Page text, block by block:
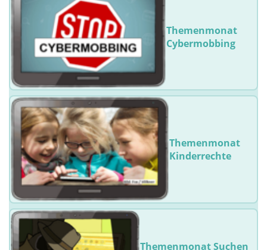
Themenmonat
Cybermobbing
Themenmonat
Kinderrechte
Themenmonat Suchen